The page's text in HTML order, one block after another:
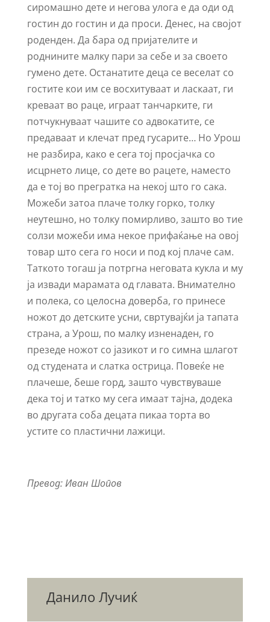
сиромашно дете и негова улога е да оди од
гостин до гостин и да проси. Денес, на својот
роденден. Да бара од пријателите и
роднините малку пари за себе и за своето
гумено дете. Останатите деца се веселат со
гостите кои им се восхитуваат и ласкаат, ги
креваат во раце, играат танчарките, ги
потчукнуваат чашите со адвокатите, се
предаваат и клечат пред гусарите… Но Урош
не разбира, како е сега тој просјачка со
исцрнето лице, со дете во рацете, наместо
да е тој во прегратка на некој што го сака.
Можеби затоа плаче толку горко, толку
неутешно, но толку помирливо, зашто во тие
солзи можеби има некое прифаќање на овој
товар што сега го носи и под кој плаче сам.
Таткото тогаш ја потргна неговата кукла и му
ја извади марамата од главата. Внимателно
и полека, со целосна доверба, го принесе
ножот до детските усни, свртувајќи ја тапата
страна, а Урош, по малку изненаден, го
презеде ножот со јазикот и го симна шлагот
од студената и слатка острица. Повеќе не
плачеше, беше горд, зашто чувствуваше
дека тој и татко му сега имаат тајна, додека
во другата соба децата пикаа торта во
устите со пластични лажици.
Превод: Иван Шопов
Данило Лучиќ